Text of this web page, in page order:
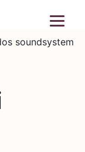
soundsystem